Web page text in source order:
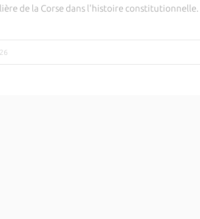
de la Corse dans l'histoire constitutionnelle.